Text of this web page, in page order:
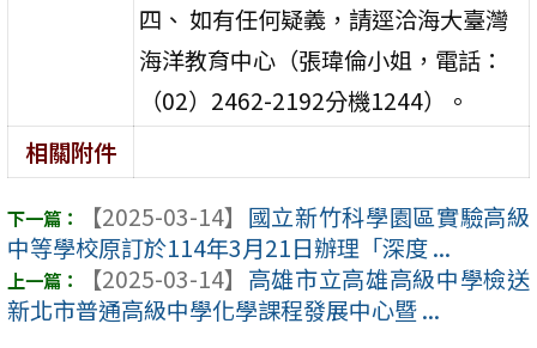
四、 如有任何疑義，請逕洽海大臺灣
海洋教育中心（張瑋倫小姐，電話：
（02）2462-2192分機1244）。
相關附件
【2025-03-14】 國立新竹科學園區實驗高級
中等學校原訂於114年3月21日辦理「深度 ...
【2025-03-14】 高雄市立高雄高級中學檢送
新北市普通高級中學化學課程發展中心暨 ...